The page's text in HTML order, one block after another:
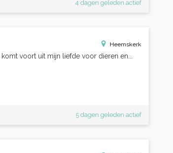
4 dagen geleden actief
Heemskerk
voort uit mijn liefde voor dieren en...
5 dagen geleden actief